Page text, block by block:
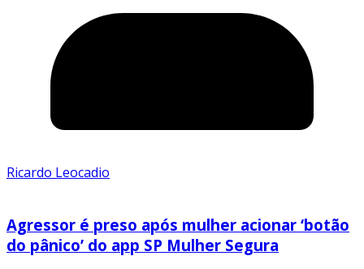
Ricardo Leocadio
Agressor é preso após mulher acionar ‘botão
do pânico’ do app SP Mulher Segura